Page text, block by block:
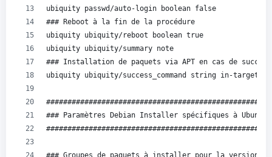
ubiquity passwd/auto-login boolean false
### Reboot à la fin de la procédure
ubiquity ubiquity/reboot boolean true
ubiquity ubiquity/summary note
### Installation de paquets via APT en cas de succès
ubiquity ubiquity/success_command string in-
### Paramètres Debian Installer spécifiques à Ubuntu
### Groupes de paquets à installer pour la version